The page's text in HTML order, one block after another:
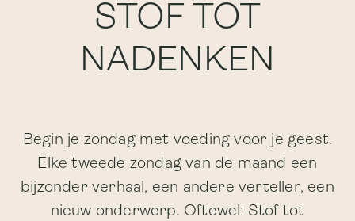
STOF TOT
NADENKEN
Begin je zondag met voeding voor je geest.
Elke tweede zondag van de maand een
bijzonder verhaal, een andere verteller, een
nieuw onderwerp. Oftewel: Stof tot